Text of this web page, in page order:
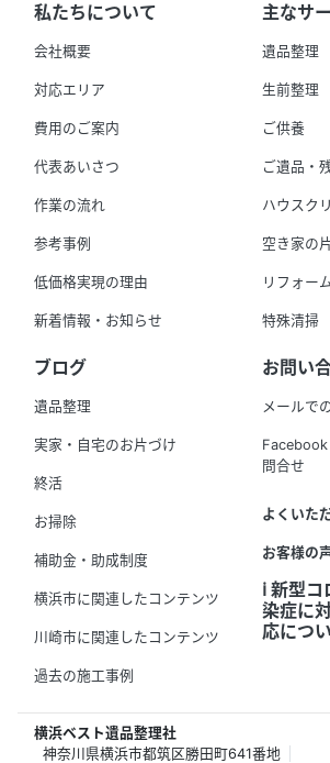
私たちについて
会社概要
対応エリア
費用のご案内
代表あいさつ
作業の流れ
参考事例
低価格実現の理由
新着情報・お知らせ
主なサ
遺品整理
生前整理
ご供養
ご遺品・
ハウスク
空き家の
リフォー
特殊清掃
ブログ
遺品整理
実家・自宅のお片づけ
終活
お掃除
補助金・助成制度
横浜市に関連したコンテンツ
川崎市に関連したコンテンツ
過去の施工事例
お問い
メールで
問合せ
よくいた
お客様の
ℹ️ 新型
染症に
応につ
横浜ベスト遺品整理社
神奈川県横浜市都筑区勝田町641番地